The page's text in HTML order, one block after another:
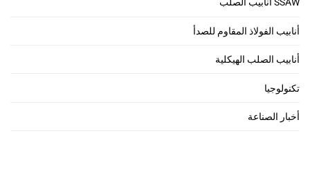
SSAW أنابيب الصلب
أنابيب الفولاذ المقاوم للصدأ
أنابيب الصلب الهيكلية
تكنولوجيا
أخبار الصناعة